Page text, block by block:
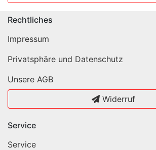
Rechtliches
Impressum
Privatsphäre und Datenschutz
Unsere AGB
Widerruf
Service
Service